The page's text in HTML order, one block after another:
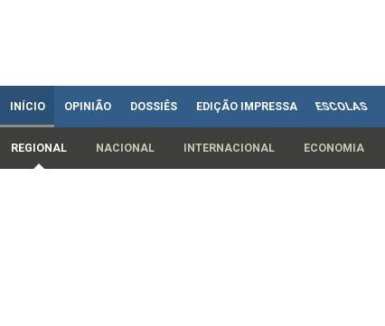
INÍCIO OPINIÃO DOSSIÊS EDIÇÃO IMPRESSA ESCOLAS
REGIONAL NACIONAL INTERNACIONAL ECONOMIA